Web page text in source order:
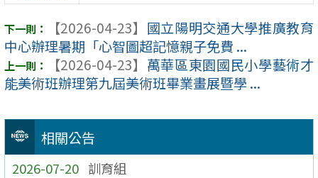
相關公告
2026-07-20 訓育組
【2026-04-23】 國立陽明交通大學推廣教育
中心辦理暑期「心智圖超記憶親子免費 ...
【2026-04-23】 萬華區東園國民小學藝術才
能美術班辦理第九屆美術班畢業畫展暨學 ...